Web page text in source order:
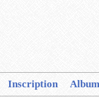
Inscription